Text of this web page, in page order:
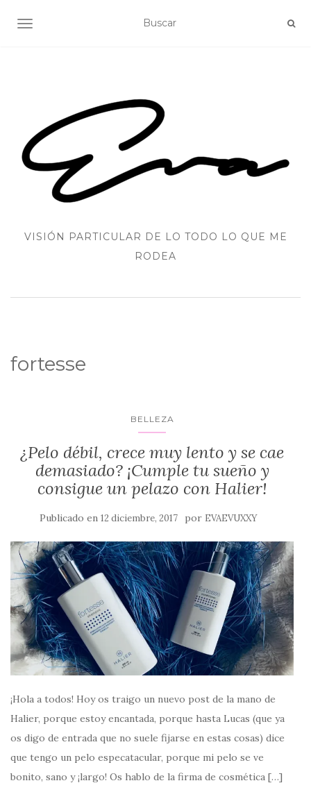
ALTERNAR NAVEGACIÓN
VISIÓN PARTICULAR DE LO TODO LO QUE ME
RODEA
fortesse
BELLEZA
¿Pelo débil, crece muy lento y se cae
demasiado? ¡Cumple tu sueño y
consigue un pelazo con Halier!
Publicado en 12 diciembre, 2017 por EVAEVUXXY
¡Hola a todos! Hoy os traigo un nuevo post de la mano de
Halier, porque estoy encantada, porque hasta Lucas (que ya
os digo de entrada que no suele fijarse en estas cosas) dice
que tengo un pelo especatacular, porque mi pelo se ve
bonito, sano y ¡largo! Os hablo de la firma de cosmética […]